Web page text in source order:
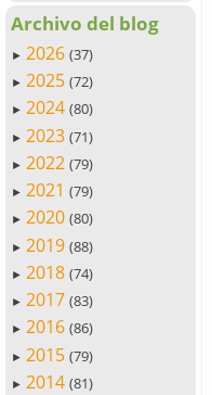
Archivo del blog
► 2026 (37)
► 2025 (72)
► 2024 (80)
► 2023 (71)
► 2022 (79)
► 2021 (79)
► 2020 (80)
► 2019 (88)
► 2018 (74)
► 2017 (83)
► 2016 (86)
► 2015 (79)
► 2014 (81)